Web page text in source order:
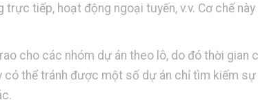
tiếp, hoạt động ngoại tuyến, v.v. Cơ chế này
cho các nhóm dự án theo lô, do đó thời gian
thể tránh được một số dự án chỉ tìm kiếm sự